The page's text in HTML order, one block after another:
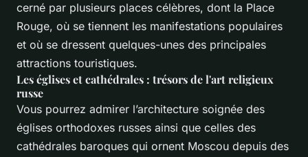
cerné par plusieurs places célèbres, dont la Place
Rouge, où se tiennent les manifestations populaires
et où se dressent quelques-unes des principales
attractions touristiques.
Les églises et cathédrales : trésors de l'art religieux
russe
Vous pourrez admirer l’architecture soignée des
églises orthodoxes russes ainsi que celles des
cathédrales baroques qui ornent Moscou depuis des